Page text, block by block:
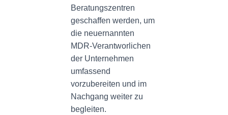
Beratungszentren
geschaffen werden, um
die neuernannten
MDR-Verantworlichen
der Unternehmen
umfassend
vorzubereiten und im
Nachgang weiter zu
begleiten.